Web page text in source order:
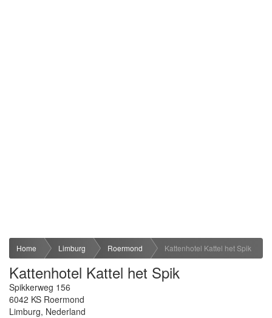
Home Limburg Roermond Kattenhotel Kattel het Spik
Kattenhotel Kattel het Spik
Spikkerweg 156
6042 KS Roermond
Limburg, Nederland